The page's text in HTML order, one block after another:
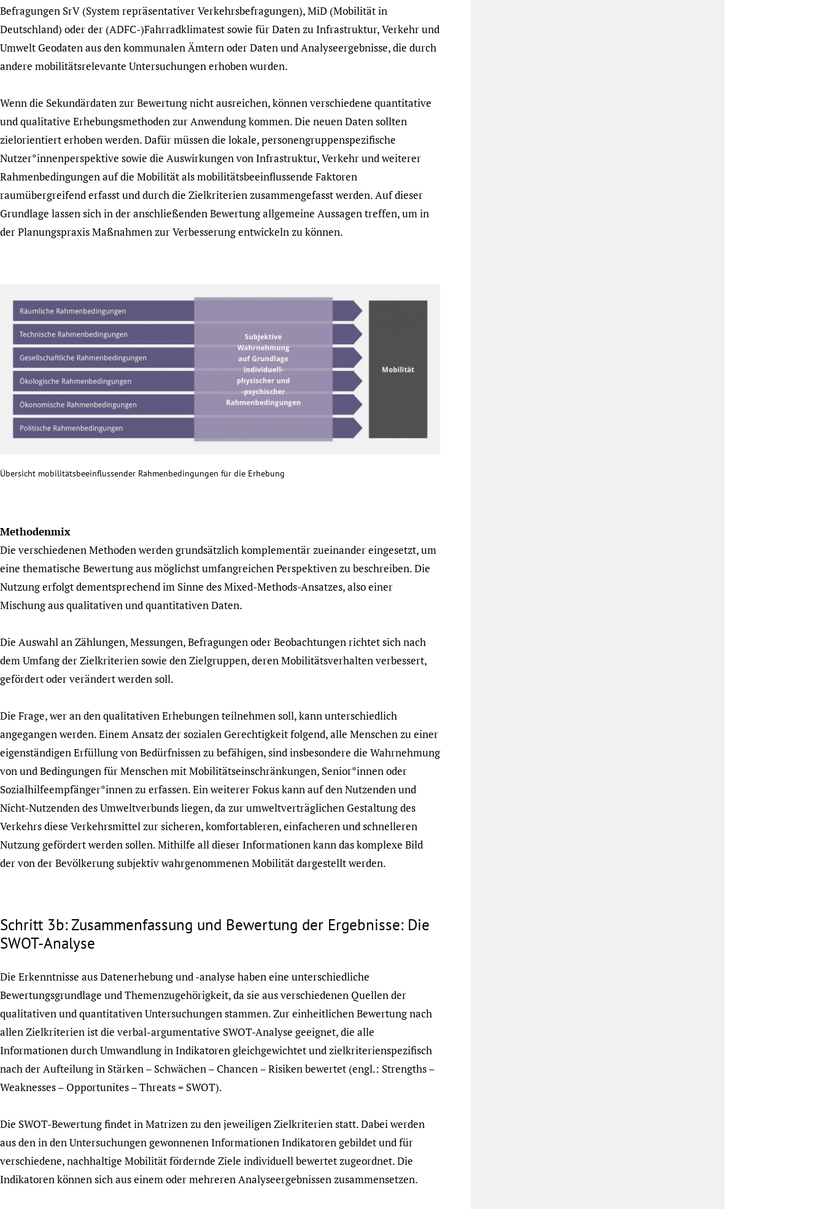
Befragungen SrV (System repräsentativer Verkehrsbefragungen), MiD (Mobilität in
Deutschland) oder der (ADFC-)Fahrradklimatest sowie für Daten zu Infrastruktur, Verkehr und
Umwelt Geodaten aus den kommunalen Ämtern oder Daten und Analyseergebnisse, die durch
andere mobilitätsrelevante Untersuchungen erhoben wurden.
Wenn die Sekundärdaten zur Bewertung nicht ausreichen, können verschiedene quantitative
und qualitative Erhebungsmethoden zur Anwendung kommen. Die neuen Daten sollten
zielorientiert erhoben werden. Dafür müssen die lokale, personengruppenspezifische
Nutzer*innenperspektive sowie die Auswirkungen von Infrastruktur, Verkehr und weiterer
Rahmenbedingungen auf die Mobilität als mobilitätsbeeinflussende Faktoren
raumübergreifend erfasst und durch die Zielkriterien zusammengefasst werden. Auf dieser
Grundlage lassen sich in der anschließenden Bewertung allgemeine Aussagen treffen, um in
der Planungspraxis Maßnahmen zur Verbesserung entwickeln zu können.
Übersicht mobilitätsbeeinflussender Rahmenbedingungen für die Erhebung
Methodenmix
Die verschiedenen Methoden werden grundsätzlich komplementär zueinander eingesetzt, um
eine thematische Bewertung aus möglichst umfangreichen Perspektiven zu beschreiben. Die
Nutzung erfolgt dementsprechend im Sinne des Mixed-Methods-Ansatzes, also einer
Mischung aus qualitativen und quantitativen Daten.
Die Auswahl an Zählungen, Messungen, Befragungen oder Beobachtungen richtet sich nach
dem Umfang der Zielkriterien sowie den Zielgruppen, deren Mobilitätsverhalten verbessert,
gefördert oder verändert werden soll.
Die Frage, wer an den qualitativen Erhebungen teilnehmen soll, kann unterschiedlich
angegangen werden. Einem Ansatz der sozialen Gerechtigkeit folgend, alle Menschen zu einer
eigenständigen Erfüllung von Bedürfnissen zu befähigen, sind insbesondere die Wahrnehmung
von und Bedingungen für Menschen mit Mobilitätseinschränkungen, Senior*innen oder
Sozialhilfeempfänger*innen zu erfassen. Ein weiterer Fokus kann auf den Nutzenden und
Nicht-Nutzenden des Umweltverbunds liegen, da zur umweltverträglichen Gestaltung des
Verkehrs diese Verkehrsmittel zur sicheren, komfortableren, einfacheren und schnelleren
Nutzung gefördert werden sollen. Mithilfe all dieser Informationen kann das komplexe Bild
der von der Bevölkerung subjektiv wahrgenommenen Mobilität dargestellt werden.
Schritt 3b: Zusammenfassung und Bewertung der Ergebnisse: Die
SWOT-Analyse
Die Erkenntnisse aus Datenerhebung und -analyse haben eine unterschiedliche
Bewertungsgrundlage und Themenzugehörigkeit, da sie aus verschiedenen Quellen der
qualitativen und quantitativen Untersuchungen stammen. Zur einheitlichen Bewertung nach
allen Zielkriterien ist die verbal-argumentative SWOT-Analyse geeignet, die alle
Informationen durch Umwandlung in Indikatoren gleichgewichtet und zielkriterienspezifisch
nach der Aufteilung in Stärken – Schwächen – Chancen – Risiken bewertet (engl.: Strengths –
Weaknesses – Opportunites – Threats = SWOT).
Die SWOT-Bewertung findet in Matrizen zu den jeweiligen Zielkriterien statt. Dabei werden
aus den in den Untersuchungen gewonnenen Informationen Indikatoren gebildet und für
verschiedene, nachhaltige Mobilität fördernde Ziele individuell bewertet zugeordnet. Die
Indikatoren können sich aus einem oder mehreren Analyseergebnissen zusammensetzen.